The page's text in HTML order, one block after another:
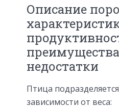
Описание
недостатки
Птица
зависимости от веса: